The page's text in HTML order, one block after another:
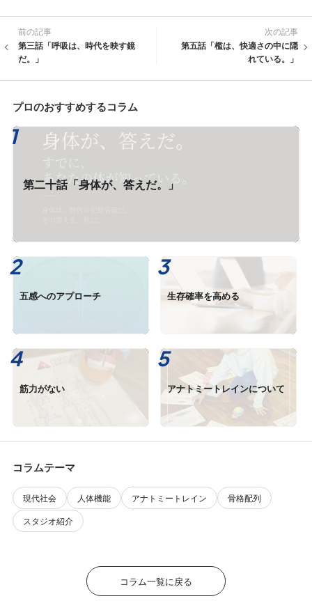
前の記事
第三話「呼吸は、時代を映す鏡
だ。」
次の記事
第五話「檻は、快適さの中に隠
れている。」
プロのおすすめするコラム
第二十話「身体が、答えだ。」
五感へのアプローチ 生存確率を高める
筋力がない アナトミートレインについて
コラムテーマ
現代社会 人体機能 アナトミートレイン
骨格配列
スタジオ紹介
コラム一覧に戻る